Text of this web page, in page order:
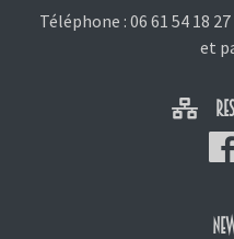
Téléphone : 06 61 54 18 27
et